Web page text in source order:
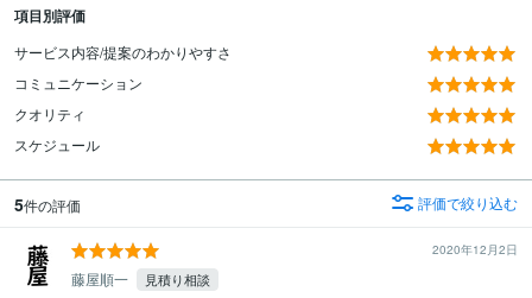
項目別評価
サービス内容/提案のわかりやすさ
コミュニケーション
クオリティ
スケジュール
5件の評価 評価で絞り込む
2020年12月2日
藤屋順一 見積り相談